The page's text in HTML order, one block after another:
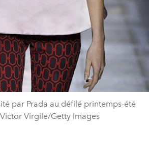
par Prada au défilé printemps-été
Virgile/Getty Images